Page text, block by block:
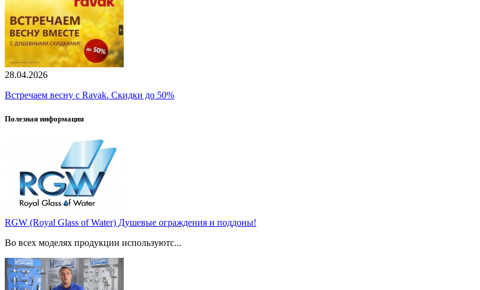
28.04.2026
Встречаем весну с Ravak. Скидки до 50%
Полезная информация
RGW (Royal Glass of Water) Душевые ограждения и поддоны!
Во всех моделях продукции используютс...